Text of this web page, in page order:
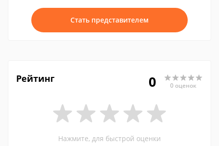
Стать представителем
Рейтинг 0 0 оценок
Нажмите, для быстрой оценки